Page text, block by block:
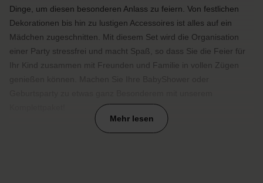
Dinge, um diesen besonderen Anlass zu feiern. Von festlichen
Dekorationen bis hin zu lustigen Accessoires ist alles auf ein
Mädchen zugeschnitten. Mit diesem Set wird die Organisation
einer Party stressfrei und macht Spaß, so dass Sie die Feier für
Ihr Kind zusammen mit Freunden und Familie in vollen Zügen
Mehr lesen